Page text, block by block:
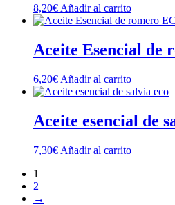
8,20€ Añadir al carrito
Aceite Esencial de
6,20€ Añadir al carrito
Aceite esencial de
7,30€ Añadir al carrito
1
2
→